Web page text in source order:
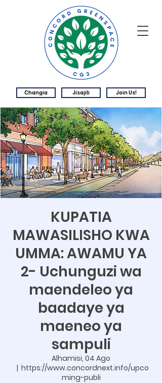
Changia Jisajili Join Us!
KUPATIA
MAWASILISHO KWA
UMMA: AWAMU YA
2- Uchunguzi wa
maendeleo ya
baadaye ya
maeneo ya
sampuli
Alhamisi, 04 Ago
  |
https://www.concordnext.info/upco
ming-publi